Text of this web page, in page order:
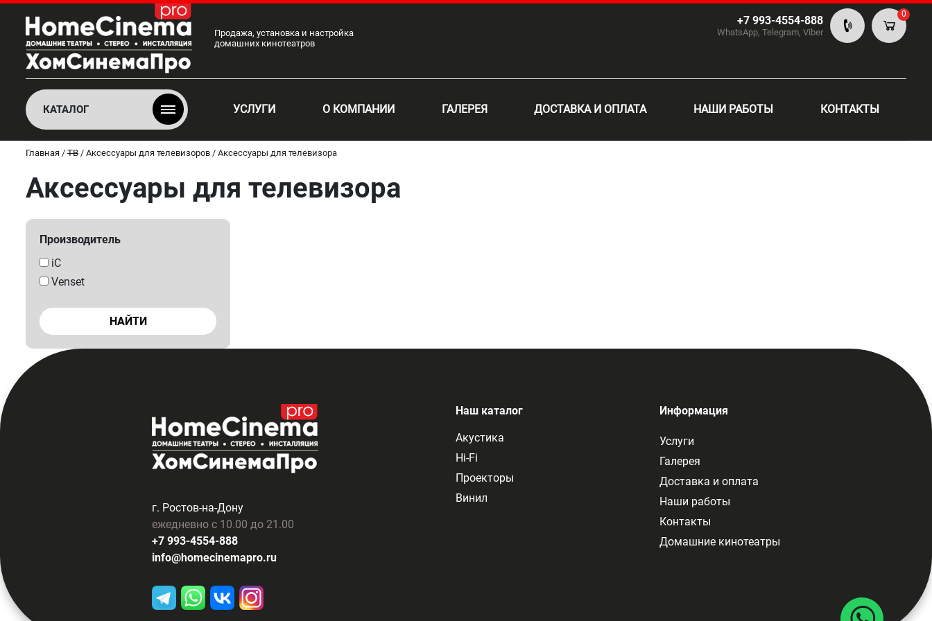
Продажа, установка и настройка
домашних кинотеатров
+7 993-4554-888
WhatsApp, Telegram, Viber
0
КАТАЛОГ УСЛУГИ О КОМПАНИИ ГАЛЕРЕЯ ДОСТАВКА И ОПЛАТА НАШИ РАБОТЫ КОНТАКТЫ
Главная / ТВ / Аксессуары для телевизоров / Аксессуары для телевизора
Аксессуары для телевизора
Производитель
iC
Venset
НАЙТИ
г. Ростов-на-Дону
ежедневно с 10.00 до 21.00
+7 993-4554-888
info@homecinemapro.ru
Наш каталог
Акустика
Hi-Fi
Проекторы
Винил
Информация
Услуги
Галерея
Доставка и оплата
Наши работы
Контакты
Домашние кинотеатры